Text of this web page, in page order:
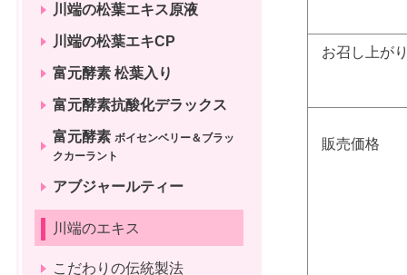
お召し上が
販売価格
川端の松葉エキス原液
川端の松葉エキCP
富元酵素 松葉入り
富元酵素抗酸化デラックス
富元酵素 ボイセンベリー＆ブラッ
クカーラント
アブジャールティー
川端のエキス
こだわりの伝統製法